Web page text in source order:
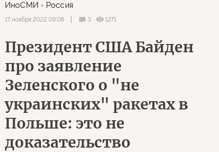
ИноСМИ Россия
17 ноября 2022 09:08 3 1271
Президент США Байден
про заявление
Зеленского о "не
украинских" ракетах в
Польше: это не
доказательство